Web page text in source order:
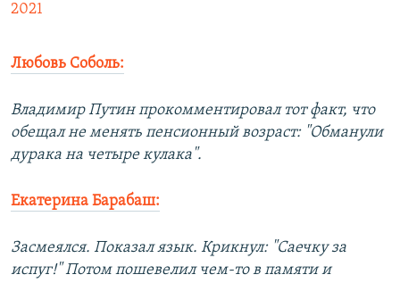
2021
Любовь Соболь:
Владимир Путин прокомментировал тот факт, что
обещал не менять пенсионный возраст: "Обманули
дурака на четыре кулака".
Екатерина Барабаш:
Засмеялся. Показал язык. Крикнул: "Саечку за
испуг!" Потом пошевелил чем-то в памяти и